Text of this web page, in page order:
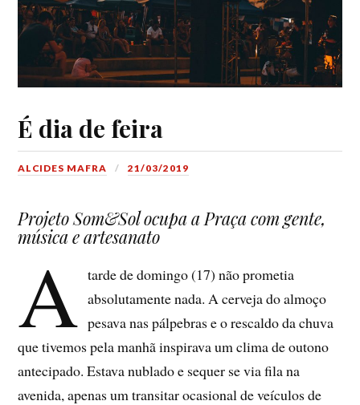
É dia de feira
ALCIDES MAFRA 21/03/2019
Projeto Som&Sol ocupa a Praça com gente,
música e artesanato
A tarde de domingo (17) não prometia
absolutamente nada. A cerveja do almoço
pesava nas pálpebras e o rescaldo da chuva
que tivemos pela manhã inspirava um clima de outono
antecipado. Estava nublado e sequer se via fila na
avenida, apenas um transitar ocasional de veículos de